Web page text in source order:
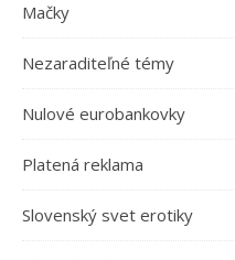
Mačky
Nezaraditeľné témy
Nulové eurobankovky
Platená reklama
Slovenský svet erotiky